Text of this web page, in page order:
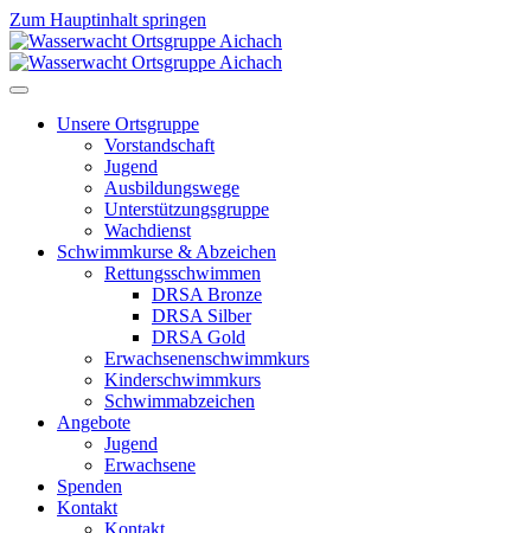
Zum Hauptinhalt springen
Unsere Ortsgruppe
Vorstandschaft
Jugend
Ausbildungswege
Unterstützungsgruppe
Wachdienst
Schwimmkurse & Abzeichen
Rettungsschwimmen
DRSA Bronze
DRSA Silber
DRSA Gold
Erwachsenenschwimmkurs
Kinderschwimmkurs
Schwimmabzeichen
Angebote
Jugend
Erwachsene
Spenden
Kontakt
Kontakt